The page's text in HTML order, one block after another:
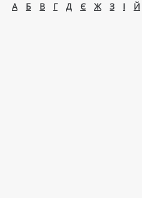
А Б В Г Д Є Ж З І Й